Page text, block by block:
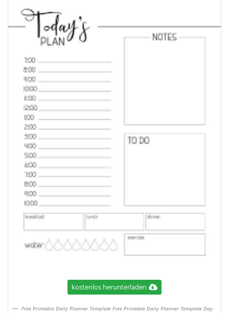
kostenlos herunterladen
Free Printable Daily Planner Template Free Printable Daily Planner Template Day